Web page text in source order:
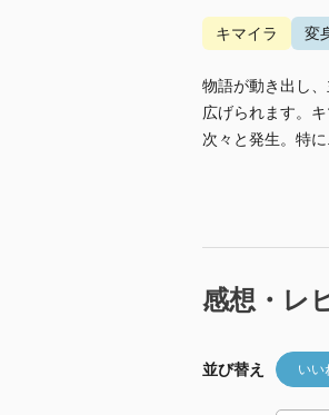
キマイラ 変
物語が動き出し
広げられます。
次々と発生。特に
感想・レ
並び替え いい